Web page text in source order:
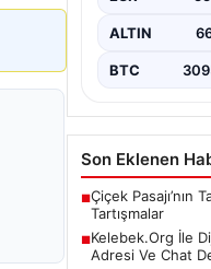
ALTIN
BTC
Son Eklenen
■Çiçek Pasajı’nın
Tartışmalar
■Kelebek.Org İle
Adresi Ve Chat